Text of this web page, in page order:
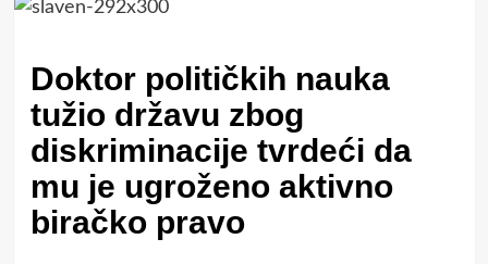
Doktor političkih nauka
tužio državu zbog
diskriminacije tvrdeći da
mu je ugroženo aktivno
biračko pravo